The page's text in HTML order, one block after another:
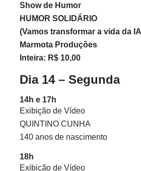
Show de Humor
HUMOR SOLIDÁRIO
(Vamos transformar a vida da
Marmota Produções
Inteira: R$ 10,00
Dia 14 – Segunda
14h e 17h
Exibição de Vídeo
QUINTINO CUNHA
140 anos de nascimento
18h
Exibição de Vídeo